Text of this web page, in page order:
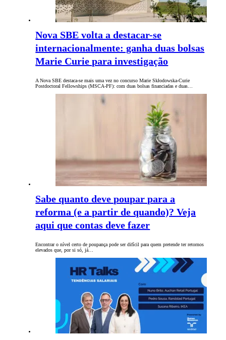
Nova SBE volta a destacar-se
internacionalmente: ganha duas bolsas
Marie Curie para investigação
A Nova SBE destaca-se mais uma vez no concurso Marie Skłodowska-Curie
Postdoctoral Fellowships (MSCA-PF): com duas bolsas financiadas e duas…
Sabe quanto deve poupar para a
reforma (e a partir de quando)? Veja
aqui que contas deve fazer
Encontrar o nível certo de poupança pode ser difícil para quem pretende ter retornos
elevados que, por si só, já…